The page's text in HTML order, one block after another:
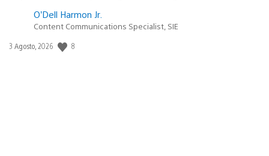
O’Dell Harmon Jr.
Content Communications Specialist, SIE
Data
3 Agosto, 2026 8